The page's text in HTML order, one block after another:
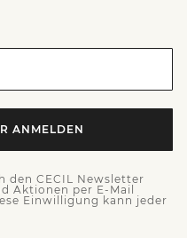
ANMELDEN
den CECIL Newsletter
Aktionen per E-Mail
Einwilligung kann jeder